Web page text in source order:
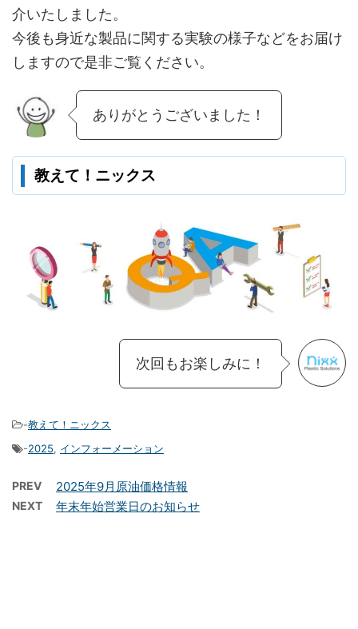
介いたしました。
今後も身近な製品に関する実験の様子などをお届け
しますので是非ご覧ください。
ありがとうございました！
教えて！ニックス
次回もお楽しみに！
-教えて！ニックス
-2025, インフォーメーション
PREV 2025年9月原油価格情報
NEXT 年末年始営業日のお知らせ